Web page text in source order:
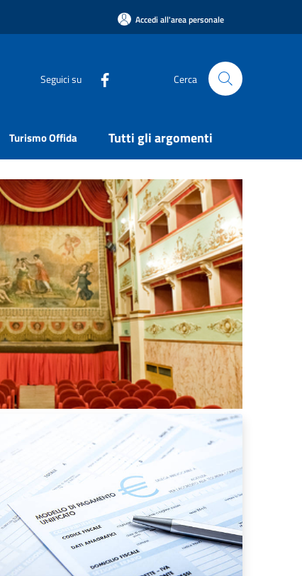
Accedi all'area personale
Seguici su Cerca
Turismo Offida Tutti gli argomenti